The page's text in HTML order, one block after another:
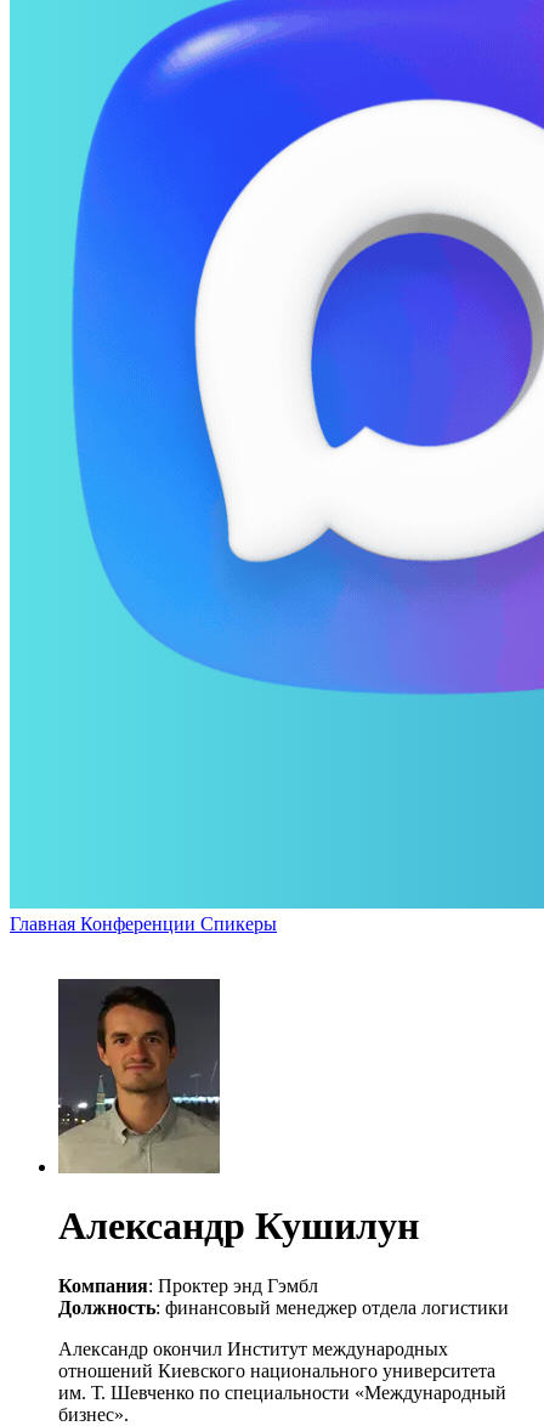
Главная Конференции Спикеры
Александр Кушилун
Компания: Проктер энд Гэмбл
Должность: финансовый менеджер отдела логистики
Александр окончил Институт международных
отношений Киевского национального университета
им. Т. Шевченко по специальности «Международный
бизнес».